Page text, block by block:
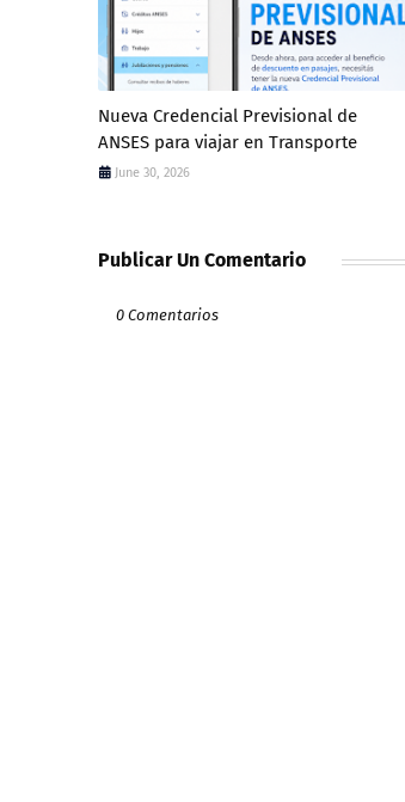
Nueva Credencial Previsional de
ANSES para viajar en Transporte
June 30, 2026
Publicar Un Comentario
0 Comentarios